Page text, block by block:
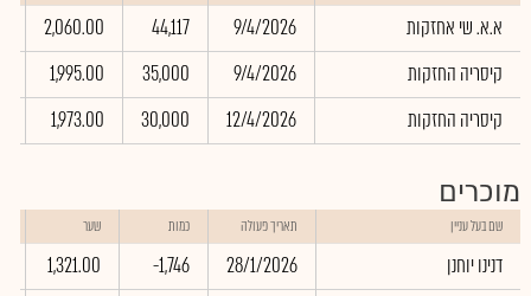
א.א. שי אחזקות 9/4/2026
44,117
2,060.00
קיסריה החזקות
9/4/2026
35,000
1,995.00
קיסריה החזקות
12/4/2026
30,000
1,973.00
מוכרים
שם בעל עניין תאריך פעולה כמות שער
דנינו יוחנן 28/1/2026
-1,746
1,321.00